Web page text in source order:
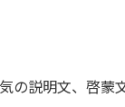
の説明文、啓蒙